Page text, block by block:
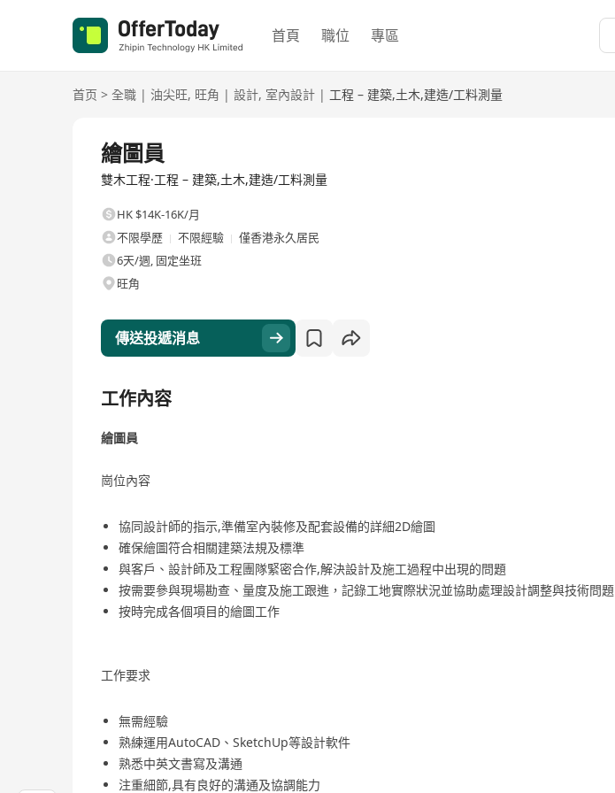
首頁 職位 專區
首页 > 全職 | 油尖旺, 旺角 | 設計, 室內設計 | 工程 – 建築,土木,建造/工料測量
繪圖員
雙木工程·工程 – 建築,土木,建造/工料測量
HK $14K-16K/月
不限學歷
不限經驗
僅香港永久居民
6天/週, 固定坐班
旺角
傳送投遞消息
工作內容
繪圖員
崗位內容
協同設計師的指示,準備室內裝修及配套設備的詳細2D繪圖
確保繪圖符合相關建築法規及標準
與客戶、設計師及工程團隊緊密合作,解決設計及施工過程中出現的問題
按需要參與現場勘查、量度及施工跟進，記錄工地實際狀況並協助處理設計調整與技術問題
按時完成各個項目的繪圖工作
工作要求
無需經驗
熟練運用AutoCAD、SketchUp等設計軟件
熟悉中英文書寫及溝通
注重細節,具有良好的溝通及協調能力